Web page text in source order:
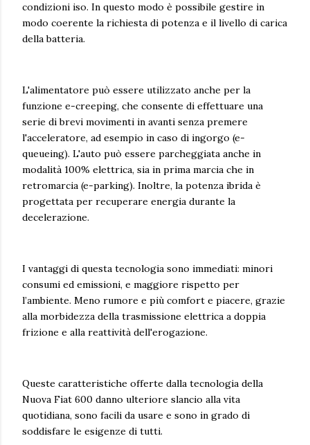
condizioni iso. In questo modo è possibile gestire in
modo coerente la richiesta di potenza e il livello di carica
della batteria.
L'alimentatore può essere utilizzato anche per la
funzione e-creeping, che consente di effettuare una
serie di brevi movimenti in avanti senza premere
l'acceleratore, ad esempio in caso di ingorgo (e-
queueing). L'auto può essere parcheggiata anche in
modalità 100% elettrica, sia in prima marcia che in
retromarcia (e-parking). Inoltre, la potenza ibrida è
progettata per recuperare energia durante la
decelerazione.
I vantaggi di questa tecnologia sono immediati: minori
consumi ed emissioni, e maggiore rispetto per
l’ambiente. Meno rumore e più comfort e piacere, grazie
alla morbidezza della trasmissione elettrica a doppia
frizione e alla reattività dell'erogazione.
Queste caratteristiche offerte dalla tecnologia della
Nuova Fiat 600 danno ulteriore slancio alla vita
quotidiana, sono facili da usare e sono in grado di
soddisfare le esigenze di tutti.